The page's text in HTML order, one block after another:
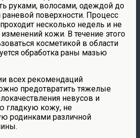
руками, волосами, одеждой до
поверхности. Процесс
несколько недель и не
кожи. В течение этого
косметикой в области
обработка раны мазью
всех рекомендаций
предотвратить тяжелые
невусов и
гладкую кожу, не
родинками различной